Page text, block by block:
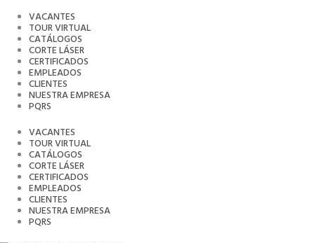
VACANTES
TOUR VIRTUAL
CATÁLOGOS
CORTE LÁSER
CERTIFICADOS
EMPLEADOS
CLIENTES
NUESTRA EMPRESA
PQRS
VACANTES
TOUR VIRTUAL
CATÁLOGOS
CORTE LÁSER
CERTIFICADOS
EMPLEADOS
CLIENTES
NUESTRA EMPRESA
PQRS